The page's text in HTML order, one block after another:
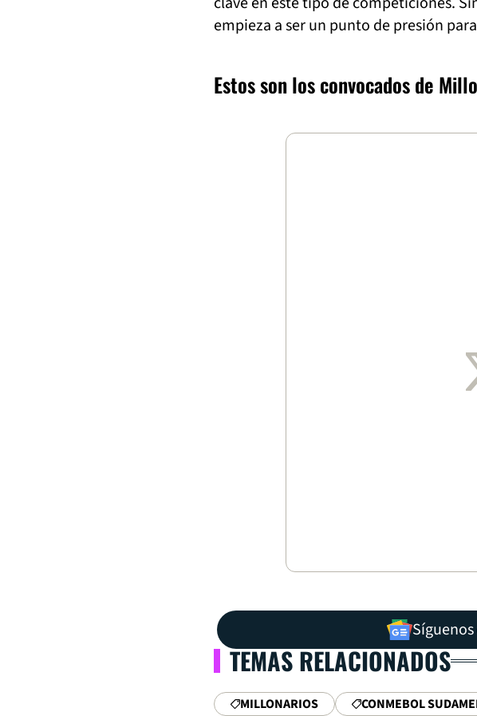
empieza a ser un punto de presión
Estos son los convocados de
TEMAS RELACIONADOS
MILLONARIOS CONMEBOL